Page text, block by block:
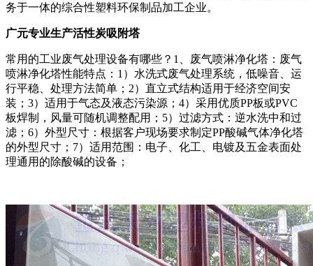
务于一体的综合性塑料环保制品加工企业。
广元专业生产活性炭吸附塔
常用的工业废气处理设备有哪些？1、废气喷淋净化塔：废气
喷淋净化塔性能特点：1）水洗式废气处理系统，低噪音、运
行平稳、处理方法简单；2）直立式结构适用于经济空间安
装；3）适用于气态及液态污染源；4）采用优质PP板或PVC
板焊制，风量可随机调整配用；5）过滤方式：逆水洗中和过
滤；6）外型尺寸：根据客户现场要求制定PP酸碱气体净化塔
的外型尺寸；7）适用范围：电子、化工、电镀及五金表面处
理通用的除酸碱的设备；